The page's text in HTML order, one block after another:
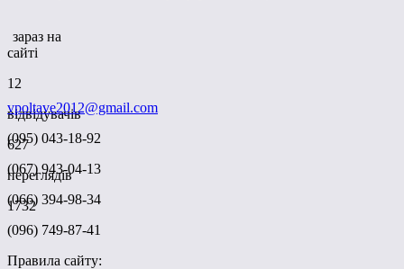
зараз на
сайті
12
відвідувачів
627
переглядів
1732
vpoltave2012@gmail.com
(095) 043-18-92
(067) 943-04-13
(066) 394-98-34
(096) 749-87-41
Правила сайту: